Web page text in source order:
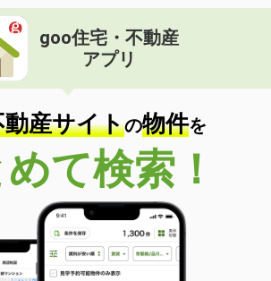
goo住宅・不動産
アプリ
産サイトの物件を
て検索！